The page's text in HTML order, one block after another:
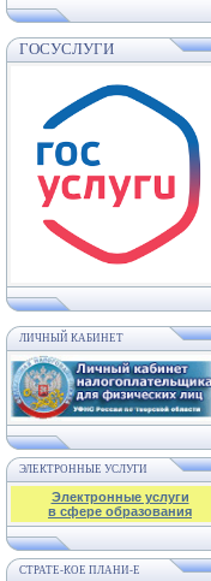
ГОСУСЛУГИ
ЛИЧНЫЙ КАБИНЕТ
ЭЛЕКТРОННЫЕ УСЛУГИ
Электронные услуги
в сфере образования
СТРАТЕ-КОЕ ПЛАНИ-Е